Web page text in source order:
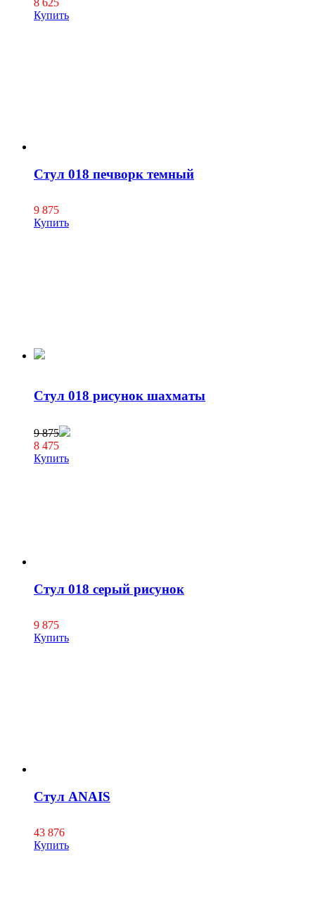
8 625
Купить
Стул 018 печворк темный
9 875
Купить
Стул 018 рисунок шахматы
9 875
8 475
Купить
Стул 018 серый рисунок
9 875
Купить
Стул ANAIS
43 876
Купить